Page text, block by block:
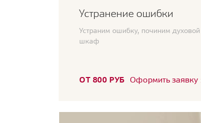
Устранение ошибки
Устраним ошибку, починим духовой
шкаф
ОТ 800 РУБ Оформить заявку